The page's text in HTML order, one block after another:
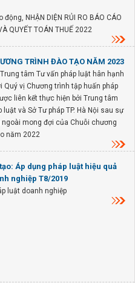
động, NHẬN DIỆN RỦI RO BÁO CÁO
QUYẾT TOÁN THUẾ 2022
TRÌNH ĐÀO TẠO NĂM 2023
tâm Tư vấn pháp luật hân hạnh
Quý vị Chương trình tập huấn pháp
liên kết thực hiện bởi Trung tâm
luật và Sở Tư pháp TP. Hà Nội sau sự
mong đợi của Chuỗi chương
năm 2022
Áp dụng pháp luật hiệu quả
nghiệp T8/2019
luật doanh nghiệp